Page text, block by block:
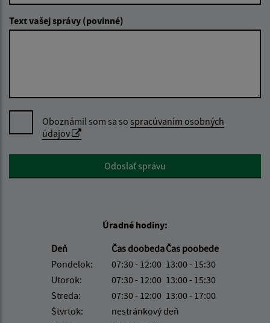
Text vašej správy (povinné)
Oboznámil som sa so spracúvaním osobných
údajov
Google reCaptcha ResponseOdoslať správu
Úradné hodiny:
Deň
Čas doobedaČas poobede
Pondelok:
07:30 - 12:00 13:00 - 15:30
Utorok:
07:30 - 12:00 13:00 - 15:30
Streda:
07:30 - 12:00 13:00 - 17:00
Štvrtok:
nestránkový deň